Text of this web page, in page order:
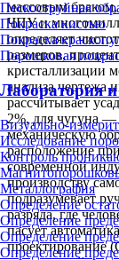
Пескоструйная
Покраска кистью
Покраска
Порошковая
Лаборатория
Визуально-
Исследование
Контроль
Металлография
Определение
Определение
Определение
Определение
массовым браком,
ЧПУ и
определяет
размеров,
кристаллизации
анализа чертежа
рассчитывает
2%, для чугуна
механическую
расположение
современной
производству
подразумевает
разряда, где
пасует
проектирование